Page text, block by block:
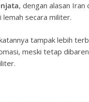
, dengan alasan Iran
lemah secara militer.
tampak lebih
meski tetap